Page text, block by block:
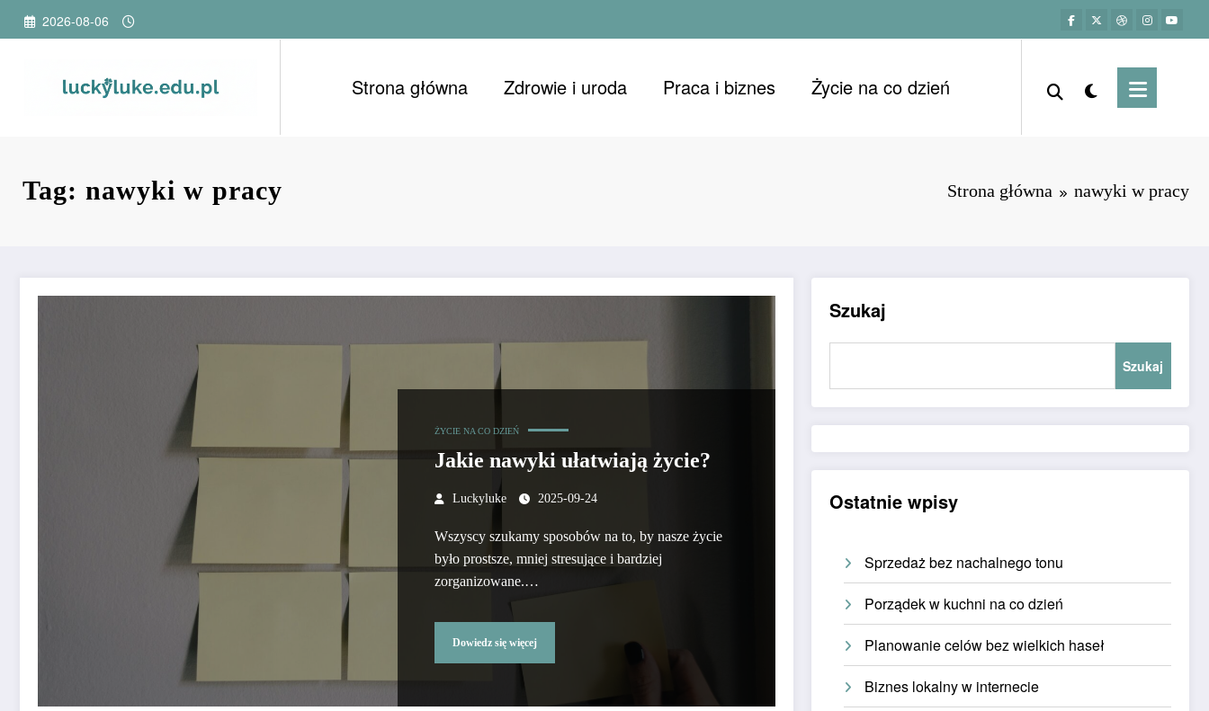
Przejdź 2026-08-06
Strona główna Zdrowie i uroda Praca i biznes Życie na co dzień
Tag: nawyki w pracy Strona główna nawyki w pracy
ŻYCIE NA CO DZIEŃ
Jakie nawyki ułatwiają życie?
Luckyluke 2025-09-24
Wszyscy szukamy sposobów na to, by nasze życie
było prostsze, mniej stresujące i bardziej
zorganizowane.…
Dowiedz się więcej
Szukaj
Szukaj
Ostatnie wpisy
Sprzedaż bez nachalnego tonu
Porządek w kuchni na co dzień
Planowanie celów bez wielkich haseł
Biznes lokalny w internecie